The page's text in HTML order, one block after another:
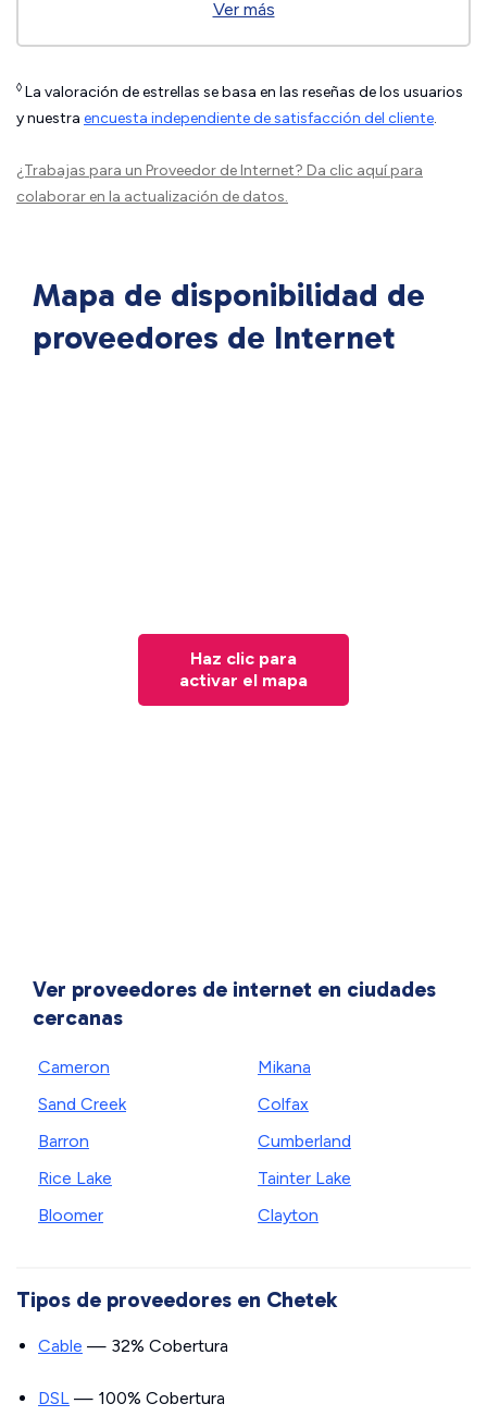
Ver más
◊ La valoración de estrellas se basa en las reseñas de los usuarios
y nuestra encuesta independiente de satisfacción del cliente.
¿Trabajas para un Proveedor de Internet? Da clic aquípara
colaborar en la actualización de datos.
Mapa de disponibilidad de
proveedores de Internet
Haz clic para
activar el mapa
Ver proveedores de internet en ciudades
cercanas
Cameron
Sand Creek
Barron
Rice Lake
Bloomer
Mikana
Colfax
Cumberland
Tainter Lake
Clayton
Tipos de proveedores en Chetek
Cable — 32% Cobertura
DSL — 100% Cobertura